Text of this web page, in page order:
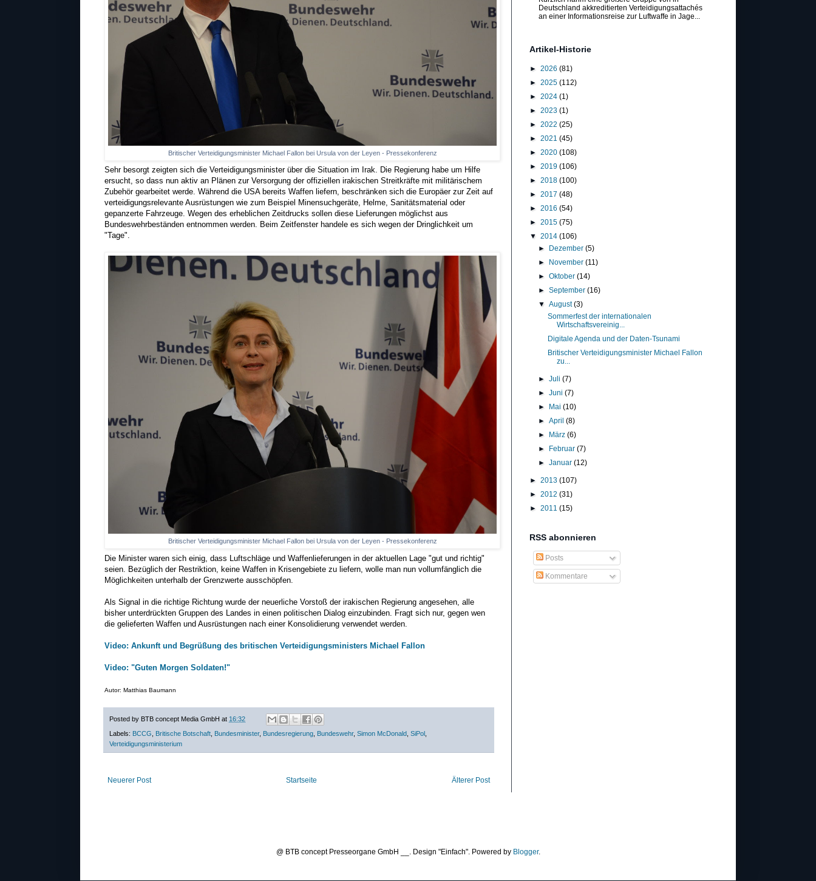
Britischer Verteidigungsminister Michael Fallon bei Ursula von der Leyen - Pressekonferenz
Sehr besorgt zeigten sich die Verteidigungsminister über die Situation im Irak. Die Regierung habe um Hilfe
ersucht, so dass nun aktiv an Plänen zur Versorgung der offiziellen irakischen Streitkräfte mit militärischem
Zubehör gearbeitet werde. Während die USA bereits Waffen liefern, beschränken sich die Europäer zur Zeit auf
verteidigungsrelevante Ausrüstungen wie zum Beispiel Minensuchgeräte, Helme, Sanitätsmaterial oder
gepanzerte Fahrzeuge. Wegen des erheblichen Zeitdrucks sollen diese Lieferungen möglichst aus
Bundeswehrbeständen entnommen werden. Beim Zeitfenster handele es sich wegen der Dringlichkeit um
"Tage".
Britischer Verteidigungsminister Michael Fallon bei Ursula von der Leyen - Pressekonferenz
Die Minister waren sich einig, dass Luftschläge und Waffenlieferungen in der aktuellen Lage "gut und richtig"
seien. Bezüglich der Restriktion, keine Waffen in Krisengebiete zu liefern, wolle man nun vollumfänglich die
Möglichkeiten unterhalb der Grenzwerte ausschöpfen.
Als Signal in die richtige Richtung wurde der neuerliche Vorstoß der irakischen Regierung angesehen, alle
bisher unterdrückten Gruppen des Landes in einen politischen Dialog einzubinden. Fragt sich nur, gegen wen
die gelieferten Waffen und Ausrüstungen nach einer Konsolidierung verwendet werden.
Video: Ankunft und Begrüßung des britischen Verteidigungsministers Michael Fallon
Video: "Guten Morgen Soldaten!"
Autor: Matthias Baumann
Posted by BTB concept Media GmbH at 16:32
Labels: BCCG, Britische Botschaft, Bundesminister, Bundesregierung, Bundeswehr, Simon McDonald, SiPol ,
Verteidigungsministerium
Neuerer Post Älterer Post
Startseite
Deutschland akkreditierten Verteidigungsattachés
an einer Informationsreise zur Luftwaffe in Jage...
Artikel-Historie
► 2026 (81)
► 2025 (112)
► 2024 (1)
► 2023 (1)
► 2022 (25)
► 2021 (45)
► 2020 (108)
► 2019 (106)
► 2018 (100)
► 2017 (48)
► 2016 (54)
► 2015 (75)
▼ 2014 (106)
► Dezember(5)
► November(11)
►Oktober(14)
►September(16)
▼August(3)
Sommerfest der internationalen
Wirtschaftsvereinig...
Digitale Agenda und der Daten-Tsunami
Britischer Verteidigungsminister Michael Fallon
zu...
►Juli(7)
►Juni(7)
► Mai(10)
►April(8)
► März(6)
► Februar(7)
►Januar(12)
► 2013 (107)
► 2012 (31)
► 2011 (15)
RSS abonnieren
Posts
Kommentare
@ BTB concept Presseorgane GmbH __. Design "Einfach". Powered by Blogger.